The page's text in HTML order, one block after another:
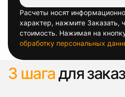
Расчеты носят
характер, нажмите Заказать,
стоимость. Нажимая на
обработку персональных
3 шагадля